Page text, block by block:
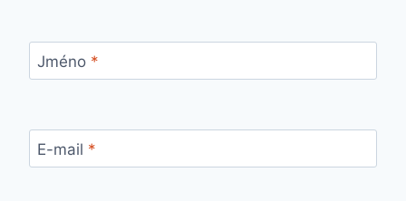
Jméno *
E-mail *